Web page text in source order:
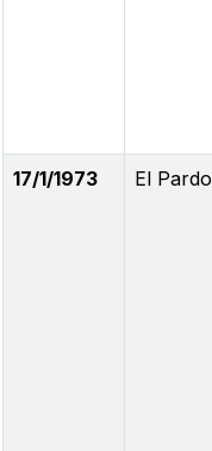
17/1/1973 El Pardo